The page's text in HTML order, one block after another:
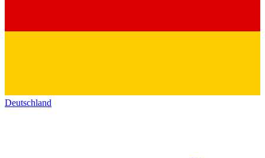
Deutschland